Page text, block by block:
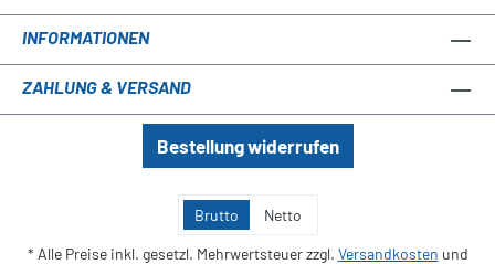
INFORMATIONEN
ZAHLUNG & VERSAND
Bestellung widerrufen
Brutto Netto
* Alle Preise inkl. gesetzl. Mehrwertsteuer zzgl. Versandkosten und